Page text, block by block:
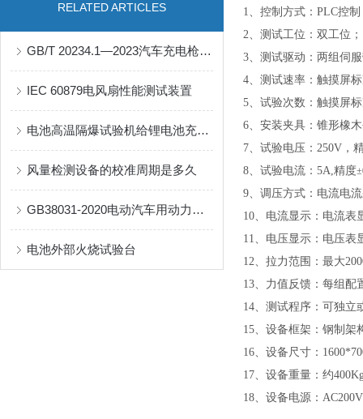
RELATED ARTICLES
GB/T 20234.1—2023汽车充电枪轮胎碾压试验机
IEC 60879电风扇性能测试装置
电池高温隔爆试验机给锂电池充电的过程，看了你就懂
风量检测设备的校准周期是多久
GB38031-2020电动汽车用动力蓄电池安全要求设备整体解决方案
电池外部火烧试验台
1、控制方式：PLC控
2、测试工位：双工位；
3、测试驱动：两组伺
4、 测试速率：触摸屏
5、 试验次数：触摸屏
6、 安装夹具：锥形橡
7、 试验电压： 250V，
8、 试验电流： 5A,精度
9、调压方式：电流电
10、电流显示：电流表
11、电压显示：电压表
12、 拉力范围：最大
13、力值反馈：每组配
14、测试程序：可独立
15、设备框架：钢制架
16、设备尺寸 ：
17、设备重量 ：约
18、设备电源：